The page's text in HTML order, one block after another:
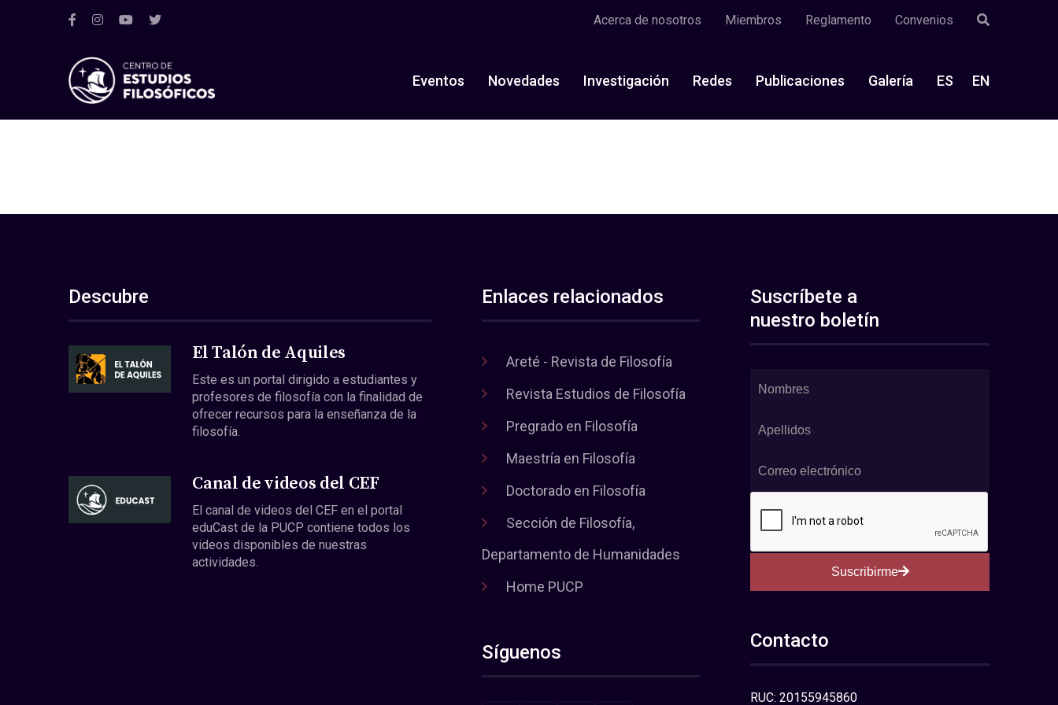
Acerca de nosotros Miembros Reglamento Convenios
Eventos Novedades Investigación Redes Publicaciones Galería ES EN
Descubre
El Talón de Aquiles
Este es un portal dirigido a estudiantes y
profesores de filosofía con la finalidad de
ofrecer recursos para la enseñanza de la
filosofía.
Canal de videos del CEF
El canal de videos del CEF en el portal
eduCast de la PUCP contiene todos los
videos disponibles de nuestras
actividades.
Enlaces relacionados
Areté - Revista de Filosofía
Revista Estudios de Filosofía
Pregrado en Filosofía
Maestría en Filosofía
Doctorado en Filosofía
Sección de Filosofía,
Departamento de Humanidades
Home PUCP
Síguenos
Suscríbete a
nuestro boletín
Suscribirme
Contacto
RUC: 20155945860